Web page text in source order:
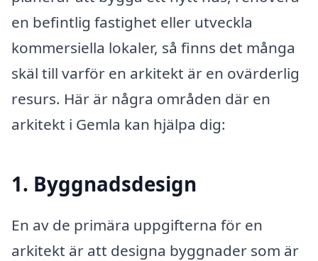
en befintlig fastighet eller utveckla
kommersiella lokaler, så finns det många
skäl till varför en arkitekt är en ovärderlig
resurs. Här är några områden där en
arkitekt i Gemla kan hjälpa dig:
1. Byggnadsdesign
En av de primära uppgifterna för en
arkitekt är att designa byggnader som är